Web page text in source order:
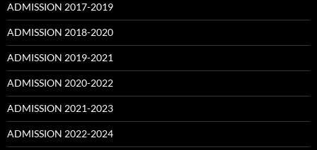
ADMISSION 2017-2019
ADMISSION 2018-2020
ADMISSION 2019-2021
ADMISSION 2020-2022
ADMISSION 2021-2023
ADMISSION 2022-2024